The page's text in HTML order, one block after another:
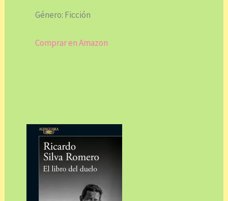
Género: Ficción
Comprar en Amazon